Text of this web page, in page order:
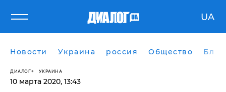
UA
Новости Украина россия Общество
ДИАЛОГ УКРАИНА
10 марта 2020, 13:43